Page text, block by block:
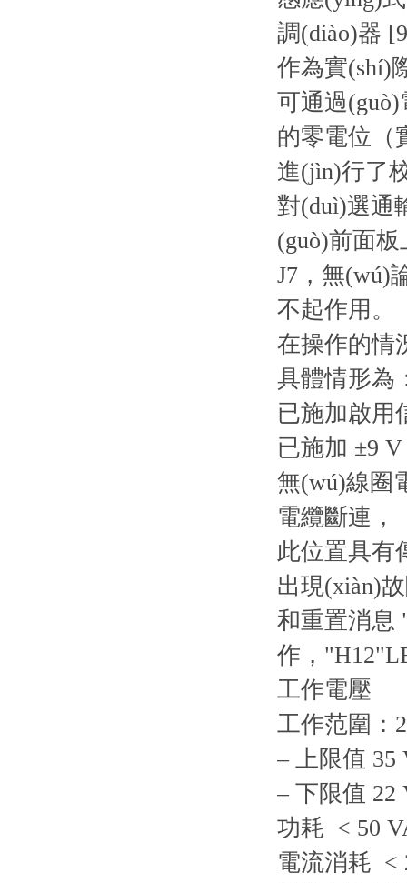
調(diào)器
作為實(shí)
可通過
的零電位（
進(jìn)行了
對(duì)選通
(guò)前面
J7，無(wú)
不起作用。
在操作的情
具體情形為
已施加啟用
已施加 ±9
無(wú)線圈
電纜斷連，
此位置具有
出現(xiàn)
和重置消息
作，
工作電壓
工作范圍：
– 上限值 35
– 下限值 22
功耗 < 50
電流消耗 <